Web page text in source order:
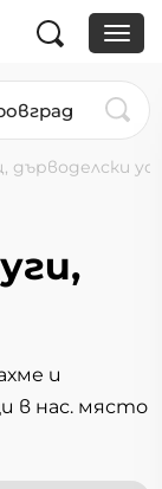
дърводелски
и
в нас. място